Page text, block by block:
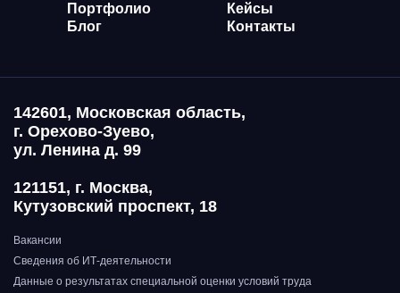
Портфолио
Кейсы
Блог
Контакты
142601, Московская область,
г. Орехово-Зуево,
ул. Ленина д. 99
121151, г. Москва,
Кутузовский проспект, 18
Вакансии
Сведения об ИТ-деятельности
Данные о результатах специальной оценки условий труда